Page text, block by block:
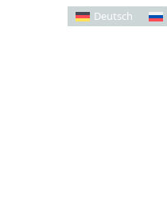
Deutsch